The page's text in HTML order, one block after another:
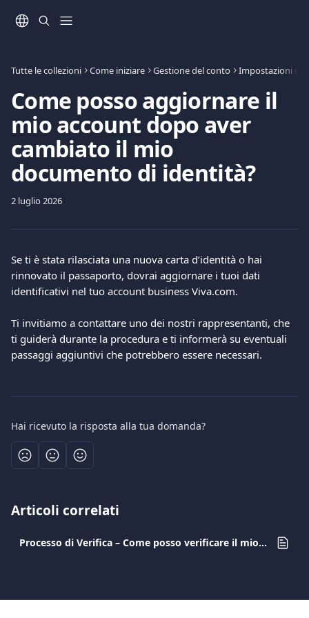
Tutte le collezioni Come iniziare Gestione del conto Impostazioni
Come posso aggiornare il
mio account dopo aver
cambiato il mio
documento di identità?
2 luglio 2026
Se ti è stata rilasciata una nuova carta d’identità o hai
rinnovato il passaporto, dovrai aggiornare i tuoi dati
identificativi nel tuo account business Viva.com.
Ti invitiamo a contattare uno dei nostri rappresentanti, che
ti guiderà durante la procedura e ti informerà su eventuali
passaggi aggiuntivi che potrebbero essere necessari.
Hai ricevuto la risposta alla tua domanda?
Articoli correlati
Processo di Verifica – Come posso verificare il mio account?